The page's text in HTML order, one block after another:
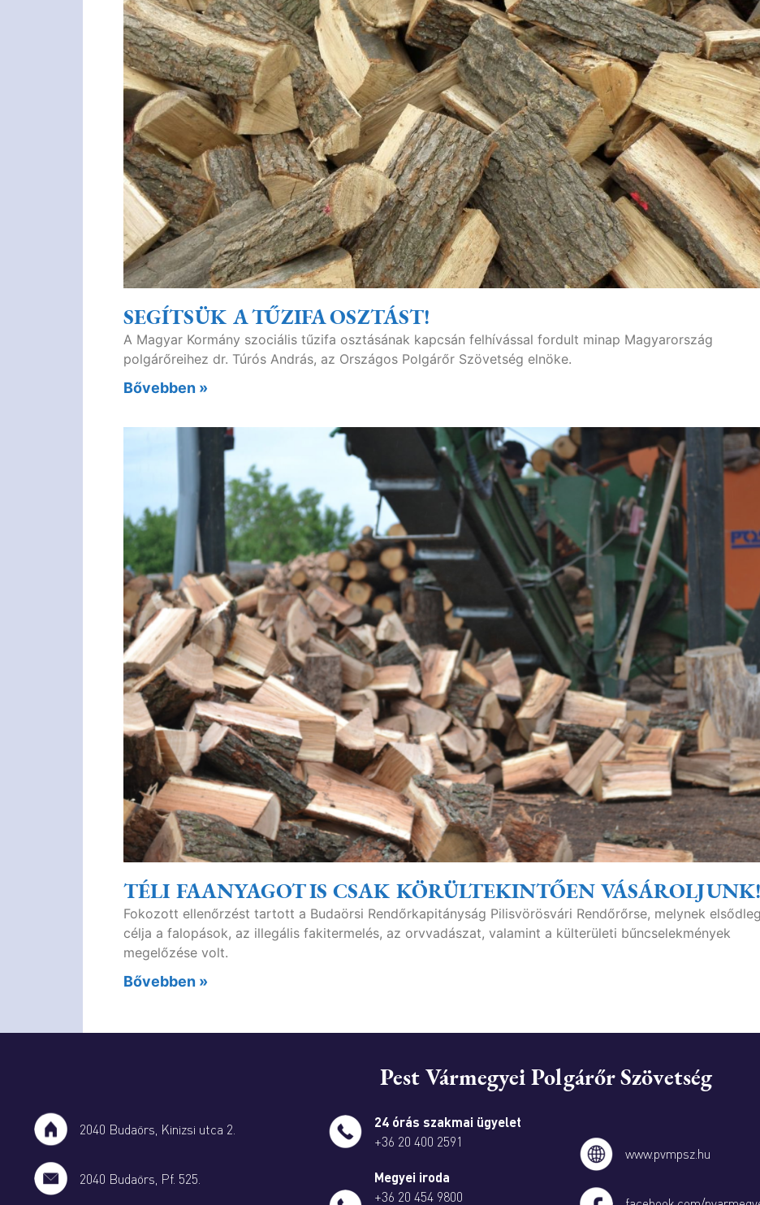
SEGÍTSÜK A TŰZIFA OSZTÁST!
A Magyar Kormány szociális tűzifa osztásának kapcsán felhívással fordult minap Magyarország
polgárőreihez dr. Túrós András, az Országos Polgárőr Szövetség elnöke.
Bővebben »
TÉLI FAANYAGOT IS CSAK KÖRÜLTEKINTŐEN VÁSÁROLJUNK!
Fokozott ellenőrzést tartott a Budaörsi Rendőrkapitányság Pilisvörösvári Rendőrőrse, melynek
célja a falopások, az illegális fakitermelés, az orvvadászat, valamint a külterületi bűncselekmények
megelőzése volt.
Bővebben »
Pest Vármegyei Polgárőr Szövetség
2040 Budaörs, Kinizsi utca 2.
2040 Budaörs, Pf. 525.
24 órás szakmai ügyelet
+36 20 400 2591
Megyei iroda
+36 20 454 9800
www.pvmpsz.hu